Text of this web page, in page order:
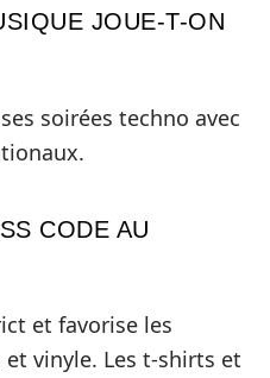
JOUE-T-ON
soirées techno avec
CODE AU
et favorise les
vinyle. Les t-shirts et